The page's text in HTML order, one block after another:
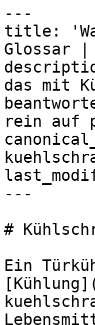
---
title:
Glossar |
das mit
rein auf
---
#
Ein